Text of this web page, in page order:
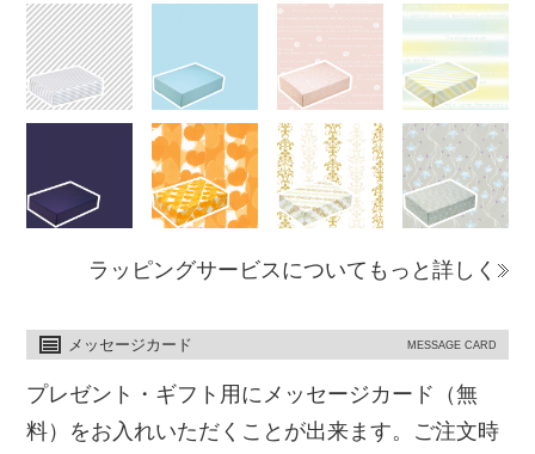
ラッピングサービスについてもっと詳しく
メッセージカード MESSAGE CARD
プレゼント・ギフト用にメッセージカード（無
料）をお入れいただくことが出来ます。ご注文時